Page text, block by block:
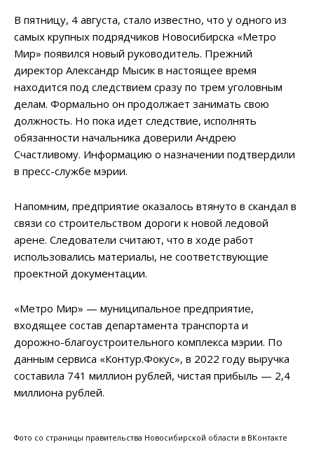
В пятницу, 4 августа, стало известно, что у одного из
самых крупных подрядчиков Новосибирска «Метро
Мир» появился новый руководитель. Прежний
директор Александр Мысик в настоящее время
находится под следствием сразу по трем уголовным
делам. Формально он продолжает занимать свою
должность. Но пока идет следствие, исполнять
обязанности начальника доверили Андрею
Счастливому. Информацию о назначении подтвердили
в пресс-службе мэрии.
Напомним, предприятие оказалось втянуто в скандал в
связи со строительством дороги к новой ледовой
арене. Следователи считают, что в ходе работ
использовались материалы, не соответствующие
проектной документации.
«Метро Мир» — муниципальное предприятие,
входящее состав департамента транспорта и
дорожно-благоустроительного комплекса мэрии. По
данным сервиса «Контур.Фокус», в 2022 году выручка
составила 741 миллион рублей, чистая прибыль — 2,4
миллиона рублей.
Фото со страницы правительства Новосибирской области в ВКонтакте